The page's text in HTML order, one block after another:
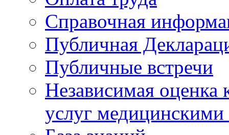
Справочная
Публичная
Публичные встречи
Независимая оценка
услуг